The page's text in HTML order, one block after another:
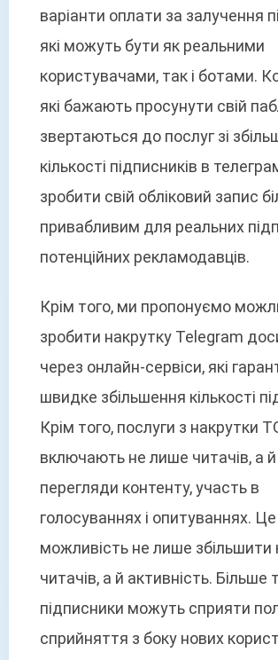
варіанти оплати за залучення
які можуть бути як реальними
користувачами, так і ботами.
які бажають просунути свій
звертаються до послуг зі
кількості підписників в
зробити свій обліковий запис
привабливим для реальних
потенційних рекламодавців.
Крім того, ми пропонуємо
зробити накрутку Telegram
через онлайн-сервіси, які
швидке збільшення кількості
Крім того, послуги з накрутки
включають не лише читачів, а
перегляди контенту, участь в
голосуваннях і опитуваннях.
можливість не лише збільшити
читачів, а й активність. Більше
підписники можуть сприяти
сприйняття з боку нових